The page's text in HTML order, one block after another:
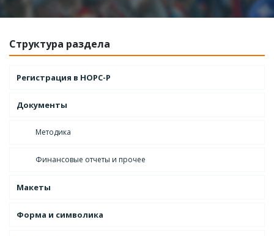
Структура раздела
Регистрация в НОРС-Р
Документы
Методика
Финансовые отчеты и прочее
Макеты
Форма и символика